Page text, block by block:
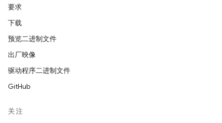
要求
下载
预览二进制文件
出厂映像
驱动程序二进制文件
GitHub
关注